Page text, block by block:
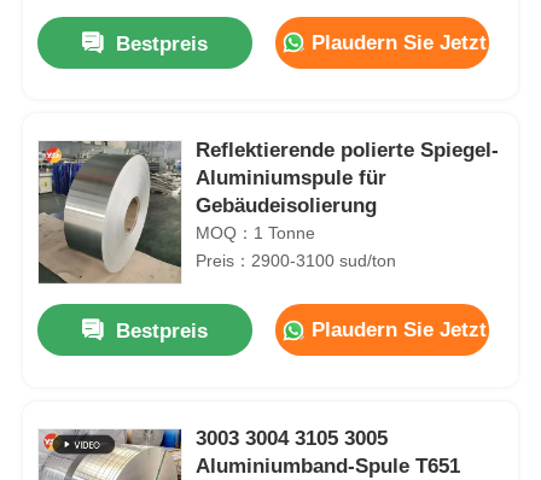
Bestpreis Plaudern Sie Jetzt
Reflektierende polierte Spiegel-
Aluminiumspule für
Gebäudeisolierung
MOQ：1 Tonne
Preis：2900-3100 sud/ton
Bestpreis Plaudern Sie Jetzt
3003 3004 3105 3005
Aluminiumband-Spule T651